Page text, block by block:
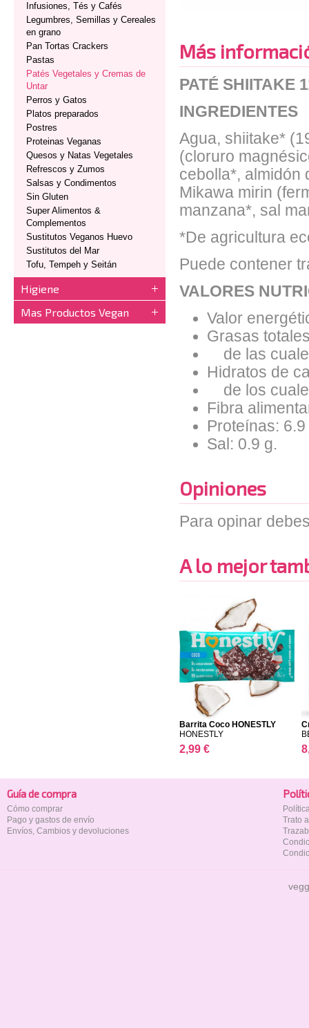
Infusiones, Tés y Cafés
Legumbres, Semillas y Cereales
en grano
Pan Tortas Crackers
Pastas
Patés Vegetales y Cremas de
Untar
Perros y Gatos
Platos preparados
Postres
Proteinas Veganas
Quesos y Natas Vegetales
Refrescos y Zumos
Salsas y Condimentos
Sin Gluten
Super Alimentos &
Complementos
Sustitutos Veganos Huevo
Sustitutos del Mar
Tofu, Tempeh y Seitán
Higiene
Mas Productos Vegan
Más
PATÉ SHIITAKE
INGREDIENTES
Agua, shiitake*
(cloruro
cebolla*, almidón
Mikawa mirin
manzana*, sal
*De agricultura
Puede contener
VALORES
Valor
Grasas
de las
Hidratos de
de los
Fibra
Proteínas: 6.9
Sal: 0.9 g.
Opiniones
Para opinar
A lo mejor
Barrita Coco HONESTLY
HONESTLY
2,99 €
Guía de compra
Cómo comprar
Pago y gastos de envío
Envíos, Cambios y devoluciones
Trato